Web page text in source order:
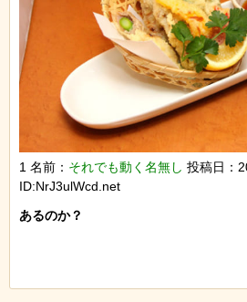
1 名前： それでも動く名無し 投稿日：
ID:NrJ3ulWcd.net
あるのか？